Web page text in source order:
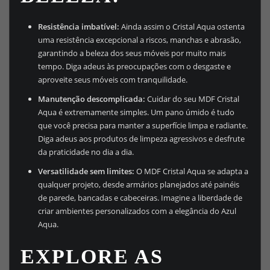
Resistência imbatível: Ainda assim o Cristal Aqua ostenta
uma resistência excepcional a riscos, manchas e abrasão,
garantindo a beleza dos seus móveis por muito mais
tempo. Diga adeus às preocupações com o desgaste e
aproveite seus móveis com tranquilidade.
Manutenção descomplicada: Cuidar do seu MDF Cristal
Aqua é extremamente simples. Um pano úmido é tudo
que você precisa para manter a superfície limpa e radiante.
Diga adeus aos produtos de limpeza agressivos e desfrute
da praticidade no dia a dia.
Versatilidade sem limites: O MDF Cristal Aqua se adapta a
qualquer projeto, desde armários planejados até painéis
de parede, bancadas e cabeceiras. Imagine a liberdade de
criar ambientes personalizados com a elegância do Azul
Aqua.
EXPLORE AS